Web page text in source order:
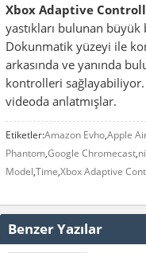
Xbox Adaptive
yastıkları bulunan
Dokunmatik yüzeyi ile
arkasında ve yanında
kontrolleri sağlayabiliyor.
videoda anlatmışlar.
Etiketler:Amazon Evho,Apple
Phantom,Google Chromecast,
Model,Time,Xbox Adaptive
Benzer Yazılar